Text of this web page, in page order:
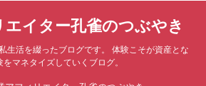
イター孔雀のつぶやき
生活を綴ったブログです。 体験こそが資産とな
をマネタイズしていくブログ。